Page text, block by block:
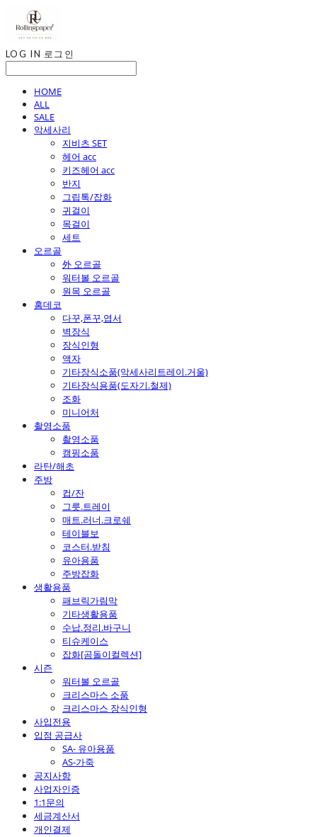
LOG IN 로그인
HOME
ALL
SALE
악세사리
지비츠 SET
헤어 acc
키즈헤어 acc
반지
그립톡/잡화
귀걸이
목걸이
세트
오르골
外 오르골
워터볼 오르골
원목 오르골
홈데코
다꾸,폰꾸,엽서
벽장식
장식인형
액자
기타장식소품(악세사리트레이.거울)
기타장식용품(도자기.철제)
조화
미니어처
촬영소품
촬영소품
캠핑소품
라탄/해초
주방
컵/잔
그릇.트레이
매트.러너.크로쉐
테이블보
코스터.받침
유아용품
주방잡화
생활용품
패브릭가림막
기타생활용품
수납.정리.바구니
티슈케이스
잡화[곰돌이컬렉션]
시즌
워터볼 오르골
크리스마스 소품
크리스마스 장식인형
사입전용
입점 공급사
SA- 유아용품
AS-가죽
공지사항
사업자인증
1:1문의
세금계산서
개인결제